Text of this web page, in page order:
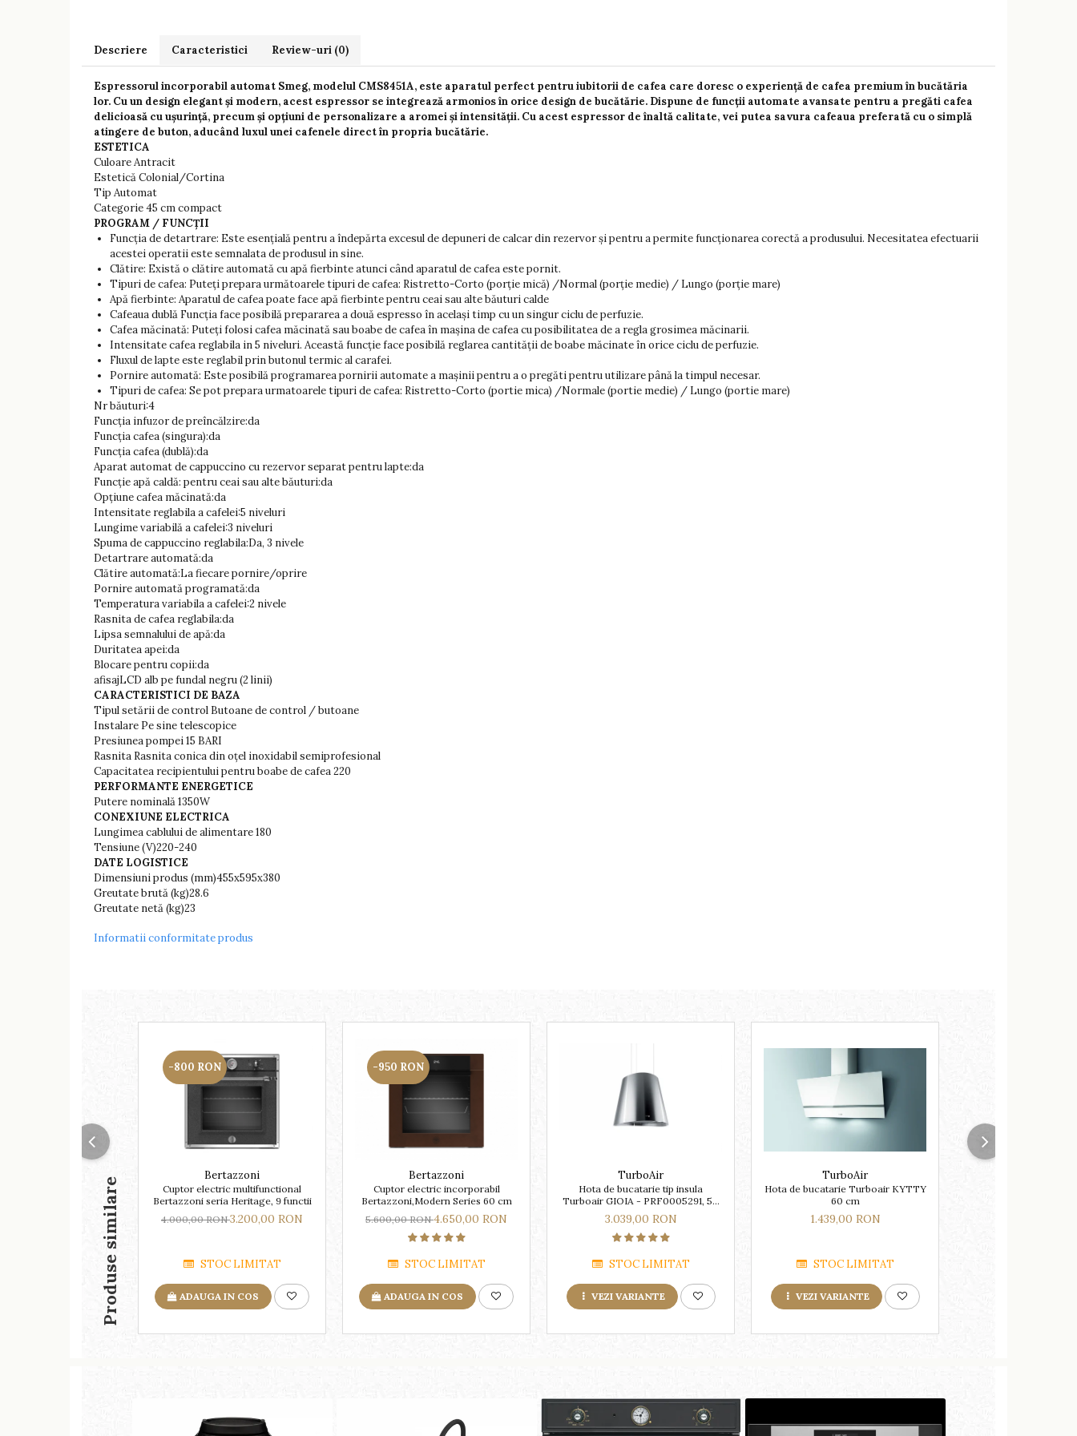
Descriere Caracteristici Review-uri (0)
Espressorul incorporabil automat Smeg, modelul CMS8451A, este aparatul perfect pentru iubitorii de cafea care doresc o experiență de cafea premium în bucătăria
lor. Cu un design elegant și modern, acest espressor se integrează armonios în orice design de bucătărie. Dispune de funcții automate avansate pentru a pregăti cafea
delicioasă cu ușurință, precum și opțiuni de personalizare a aromei și intensității. Cu acest espressor de înaltă calitate, vei putea savura cafeaua preferată cu o simplă
atingere de buton, aducând luxul unei cafenele direct în propria bucătărie.
ESTETICA
Culoare Antracit
Estetică Colonial/Cortina
Tip Automat
Categorie 45 cm compact
PROGRAM / FUNCȚII
Funcția de detartrare: Este esențială pentru a îndepărta excesul de depuneri de calcar din rezervor și pentru a permite funcționarea corectă a produsului. Necesitatea efectuarii
acestei operatii este semnalata de produsul in sine.
Clătire: Există o clătire automată cu apă fierbinte atunci când aparatul de cafea este pornit.
Tipuri de cafea: Puteți prepara următoarele tipuri de cafea: Ristretto-Corto (porție mică) /Normal (porție medie) / Lungo (porție mare)
Apă fierbinte: Aparatul de cafea poate face apă fierbinte pentru ceai sau alte băuturi calde
Cafeaua dublă Funcția face posibilă prepararea a două espresso în același timp cu un singur ciclu de perfuzie.
Cafea măcinată: Puteți folosi cafea măcinată sau boabe de cafea în mașina de cafea cu posibilitatea de a regla grosimea măcinarii.
Intensitate cafea reglabila in 5 niveluri. Această funcție face posibilă reglarea cantității de boabe măcinate în orice ciclu de perfuzie.
Fluxul de lapte este reglabil prin butonul termic al carafei.
Pornire automată: Este posibilă programarea pornirii automate a mașinii pentru a o pregăti pentru utilizare până la timpul necesar.
Tipuri de cafea: Se pot prepara urmatoarele tipuri de cafea: Ristretto-Corto (portie mica) /Normale (portie medie) / Lungo (portie mare)
Nr băuturi:4
Funcția infuzor de preîncălzire:da
Funcția cafea (singura):da
Funcția cafea (dublă):da
Aparat automat de cappuccino cu rezervor separat pentru lapte:da
Funcție apă caldă: pentru ceai sau alte băuturi:da
Opțiune cafea măcinată:da
Intensitate reglabila a cafelei:5 niveluri
Lungime variabilă a cafelei:3 niveluri
Spuma de cappuccino reglabila:Da, 3 nivele
Detartrare automată:da
Clătire automată:La fiecare pornire/oprire
Pornire automată programată:da
Temperatura variabila a cafelei:2 nivele
Rasnita de cafea reglabila:da
Lipsa semnalului de apă:da
Duritatea apei:da
Blocare pentru copii:da
afisajLCD alb pe fundal negru (2 linii)
CARACTERISTICI DE BAZA
Tipul setării de control Butoane de control / butoane
Instalare Pe sine telescopice
Presiunea pompei 15 BARI
Rasnita Rasnita conica din oțel inoxidabil semiprofesional
Capacitatea recipientului pentru boabe de cafea 220
PERFORMANTE ENERGETICE
Putere nominală 1350W
CONEXIUNE ELECTRICA
Lungimea cablului de alimentare 180
Tensiune (V)220-240
DATE LOGISTICE
Dimensiuni produs (mm)455x595x380
Greutate brută (kg)28.6
Greutate netă (kg)23
Informatii conformitate produs
Produse similare
-800 RON
Bertazzoni
Cuptor electric multifunctional
Bertazzoni seria Heritage, 9 functii
4.000,00 RON3.200,00 RON
STOC LIMITAT
ADAUGA IN COS
-950 RON
Bertazzoni
Cuptor electric incorporabil
Bertazzoni,Modern Series 60 cm
5.600,00 RON4.650,00 RON
STOC LIMITAT
ADAUGA IN COS
TurboAir
Hota de bucatarie tip insula
Turboair GIOIA - PRF0005291, 50
x 50 cm
3.039,00 RON
STOC LIMITAT
VEZI VARIANTE
TurboAir
Hota de bucatarie Turboair KYTTY
60 cm
1.439,00 RON
STOC LIMITAT
VEZI VARIANTE